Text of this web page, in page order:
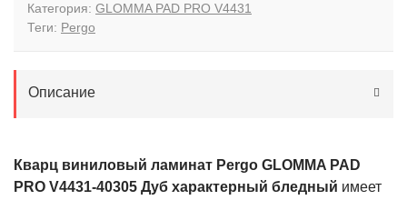
Категория: GLOMMA PAD PRO V4431
Теги: Pergo
Описание
Кварц виниловый ламинат Pergo GLOMMA PAD
PRO V4431-40305 Дуб характерный бледный имеет